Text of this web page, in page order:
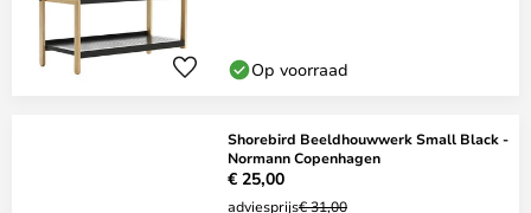
Op voorraad
Shorebird Beeldhouwwerk Small Black -
Normann Copenhagen
€ 25,00
adviesprijs€ 31,00